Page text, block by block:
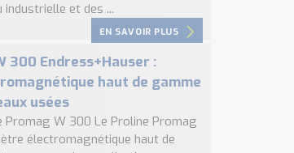
industrielle et des ...
EN SAVOIR PLUS
300 Endress+Hauser :
haut de gamme
usées
Promag W 300 Le Proline Promag
électromagnétique haut de